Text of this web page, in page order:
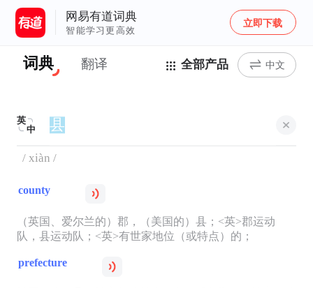
网易有道词典
智能学习更高效
立即下载
词典 翻译 全部产品 中文
英
中
/ xiàn /
county
（英国、爱尔兰的）郡，（美国的）县；<英>郡运动
队，县运动队；<英>有世家地位（或特点）的；
prefecture